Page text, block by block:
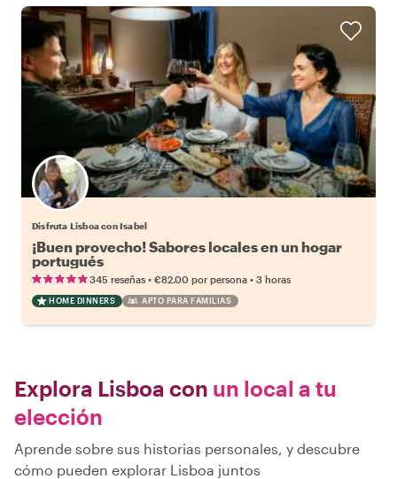
Disfruta Lisboa con Isabel
¡Buen provecho! Sabores locales en un hogar
portugués
345 reseñas • €82.00 por persona • 3 horas
HOME DINNERS APTO PARA FAMILIAS
Explora Lisboa con un local a tu
elección
Aprende sobre sus historias personales, y descubre
cómo pueden explorar Lisboa juntos